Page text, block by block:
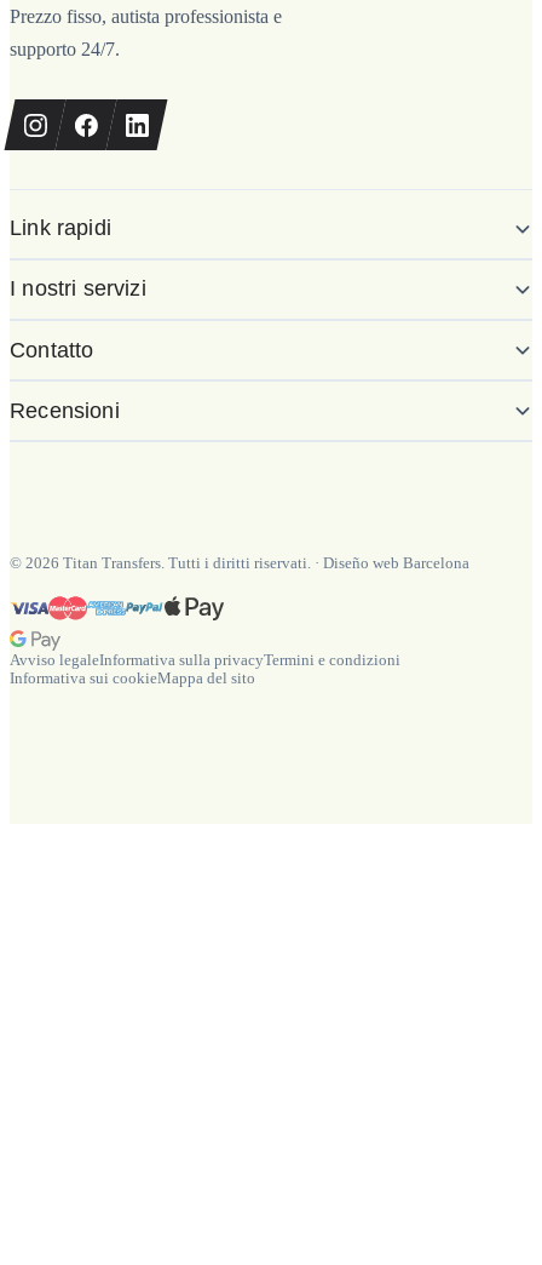
Prezzo fisso, autista professionista e
supporto 24/7.
Link rapidi
I nostri servizi
Contatto
Recensioni
© 2026 Titan Transfers. Tutti i diritti riservati. · Diseño web Barcelona
Avviso legaleInformativa sulla privacyTermini e condizioni
Informativa sui cookieMappa del sito